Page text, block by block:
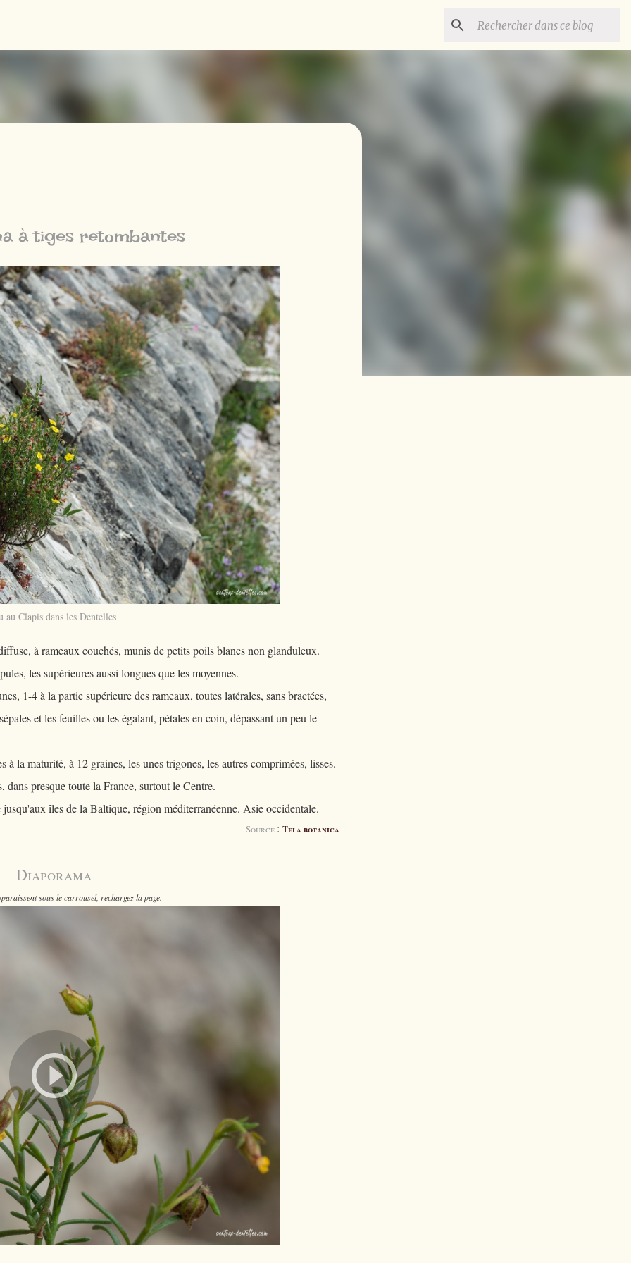
à tiges retombantes
au Clapis dans les Dentelles
à rameaux couchés, munis de petits poils blancs non glanduleux.
les supérieures aussi longues que les moyennes.
1-4 à la partie supérieure des rameaux, toutes latérales, sans bractées,
et les feuilles ou les égalant, pétales en coin, dépassant un peu le
à la maturité, à 12 graines, les unes trigones, les autres comprimées, lisses.
dans presque toute la France, surtout le Centre.
îles de la Baltique, région méditerranéenne. Asie occidentale.
Source : Tela botanica
Diaporama
sous le carrousel, rechargez la page.